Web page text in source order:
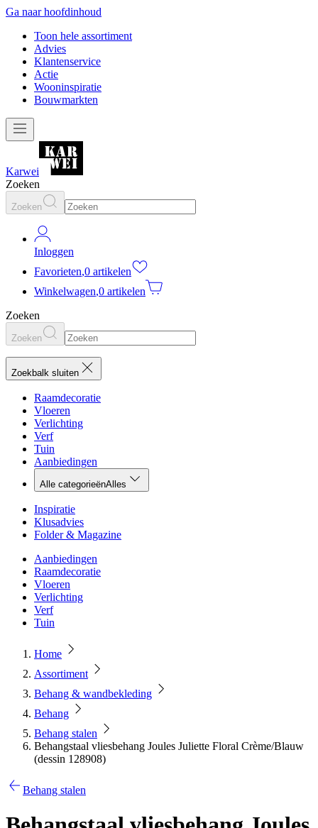
Ga naar hoofdinhoud
Toon hele assortiment
Advies
Klantenservice
Actie
Wooninspiratie
Bouwmarkten
Karwei
Zoeken
Zoeken
Inloggen
Favorieten,0 artikelen
Winkelwagen,0 artikelen
Zoeken
Zoeken
Zoekbalk sluiten
Raamdecoratie
Vloeren
Verlichting
Verf
Tuin
Aanbiedingen
Alle categorieënAlles
Inspiratie
Klusadvies
Folder & Magazine
Aanbiedingen
Raamdecoratie
Vloeren
Verlichting
Verf
Tuin
Home
Assortiment
Behang & wandbekleding
Behang
Behang stalen
Behangstaal vliesbehang Joules Juliette Floral Crème/Blauw
(dessin 128908)
Behang stalen